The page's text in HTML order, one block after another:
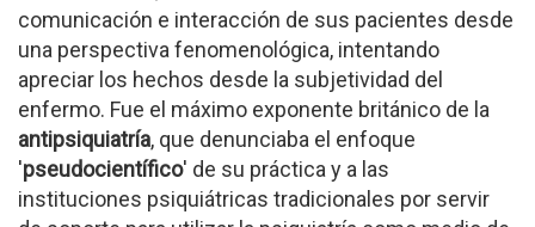
comunicación e interacción de sus pacientes desde
una perspectiva fenomenológica, intentando
apreciar los hechos desde la subjetividad del
enfermo. Fue el máximo exponente británico de la
antipsiquiatría, que denunciaba el enfoque
'pseudocientífico' de su práctica y a las
instituciones psiquiátricas tradicionales por servir